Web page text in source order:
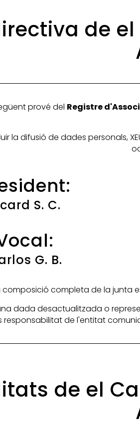
de
prové del Registre
la difusió de dades personals,
S. C.
G. B.
composició completa de la junta
dada desactualitzada o
responsabilitat de l'entitat
de el